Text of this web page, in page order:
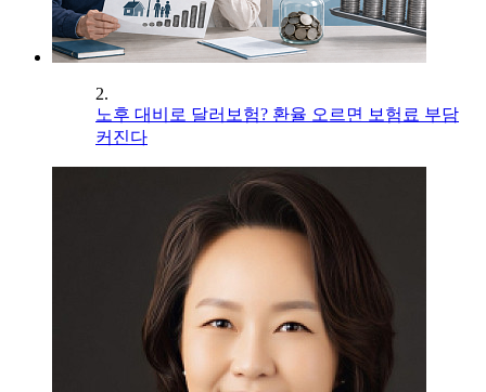
2.
노후 대비로 달러보험? 환율 오르면 보험료 부담
커진다